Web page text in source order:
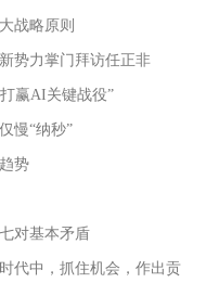
战略原则
势力掌门拜访任正非
赢AI关键战役”
慢“纳秒”
势
对基本矛盾
代中，抓住机会，作出贡